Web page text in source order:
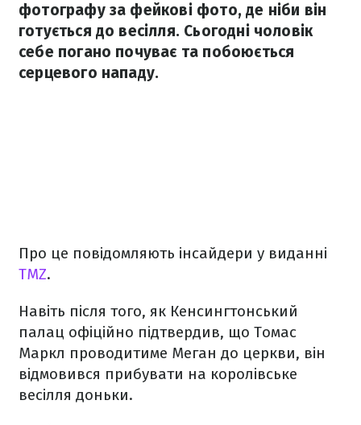
фотографу за фейкові фото, де ніби він
готується до весілля. Сьогодні чоловік
себе погано почуває та побоюється
серцевого нападу.
Про це повідомляють інсайдери у виданні
TMZ.
Навіть після того, як Кенсингтонський
палац офіційно підтвердив, що Томас
Маркл проводитиме Меган до церкви, він
відмовився прибувати на королівське
весілля доньки.